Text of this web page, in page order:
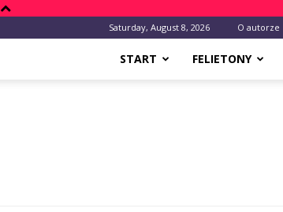
Saturday, August 8, 2026 O autorze
START FELIETONY